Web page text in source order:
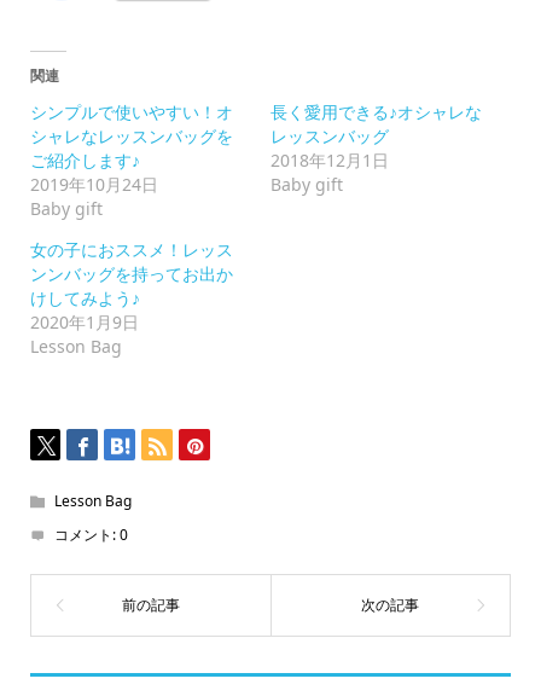
ク
リ
ッ
ク
し
て
く
だ
い
(新
し
い
ウ
ィ
ン
ド
ま
す)
関連
シンプルで使いやすい！オ
シャレなレッスンバッグを
ご紹介します♪
2019年10月24日
Baby gift
長く愛用できる♪オシャレな
レッスンバッグ
2018年12月1日
Baby gift
女の子におススメ！レッス
ンンバッグを持ってお出か
けしてみよう♪
2020年1月9日
Lesson Bag
Lesson Bag
コメント:0